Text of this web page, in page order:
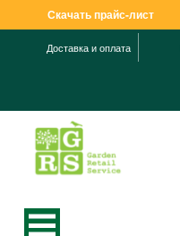
Скачать прайс-лист
Доставка и оплата